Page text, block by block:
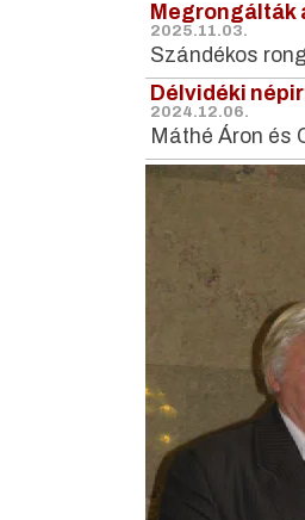
Megrongálták
2025.11.03.
Szándékos
Délvidéki
2024.12.06.
Máthé Áron és